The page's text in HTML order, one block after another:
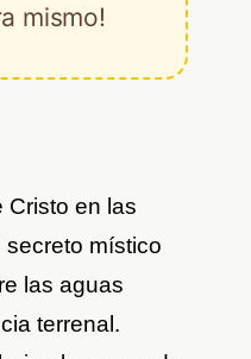
mismo!
Cristo en las
místico
las aguas
terrenal.